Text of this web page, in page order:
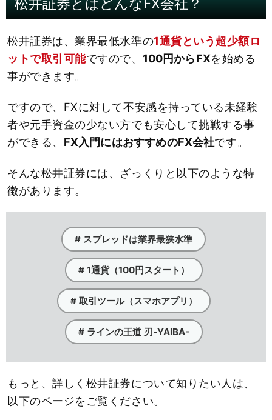
松井証券は、業界最低水準の1通貨という超少額ロ
ットで取引可能ですので、 100円からFXを始める
事ができます。
ですので、FXに対して不安感を持っている未経験
者や元手資金の少ない方でも安心して挑戦する事
ができる、 FX入門にはおすすめのFX会社です。
そんな松井証券には、ざっくりと以下のような特
徴があります。
# スプレッドは業界最狭水準
# 1通貨（100円スタート）
# 取引ツール（スマホアプリ）
# ラインの王道 刃-YAIBA-
もっと、詳しく松井証券について知りたい人は、
以下のページをご覧ください。